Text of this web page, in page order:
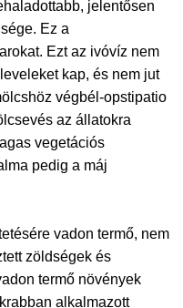
jelentősen
Ez a
Ezt az ivóvíz nem
kap, és nem jut
végbél-opstipatio
az állatokra
vegetációs
pedig a máj
vadon termő, nem
zöldségek és
termő növények
alkalmazott